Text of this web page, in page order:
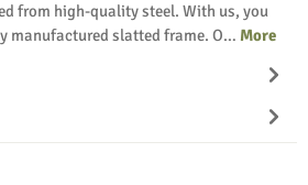
from high-quality steel. With us, you
manufactured slatted frame. O… More